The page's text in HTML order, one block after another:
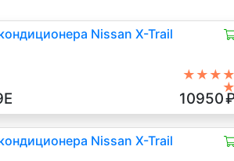
Nissan X-Trail
★★★★
★
10950
Nissan X-Trail